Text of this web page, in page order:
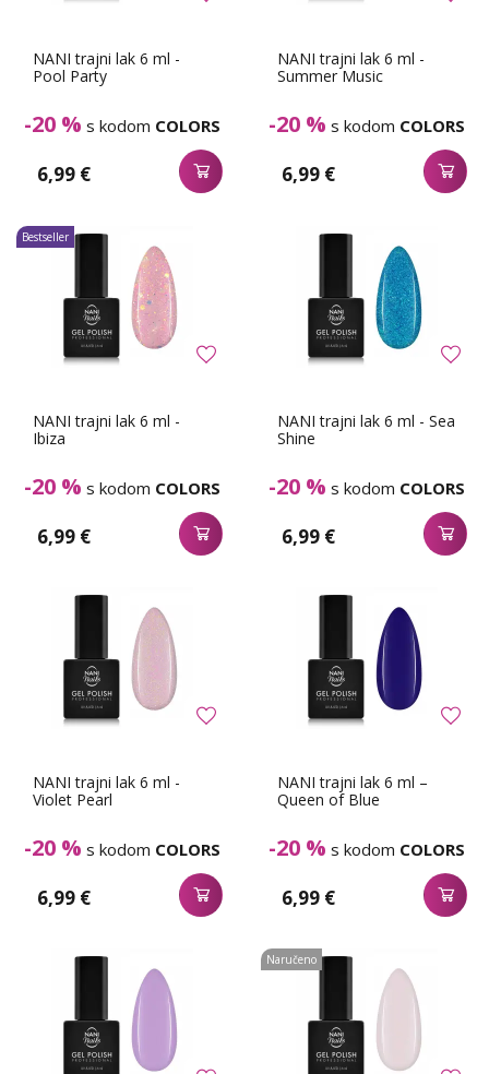
NANI trajni lak 6 ml -
Pool Party
-20 % s kodom COLORS
6,99 €
NANI trajni lak 6 ml -
Summer Music
-20 % s kodom COLORS
6,99 €
NANI trajni lak 6 ml -
Ibiza
-20 % s kodom COLORS
6,99 €
Bestseller
NANI trajni lak 6 ml - Sea
Shine
-20 % s kodom COLORS
6,99 €
NANI trajni lak 6 ml -
Violet Pearl
-20 % s kodom COLORS
6,99 €
NANI trajni lak 6 ml –
Queen of Blue
-20 % s kodom COLORS
6,99 €
Naručeno